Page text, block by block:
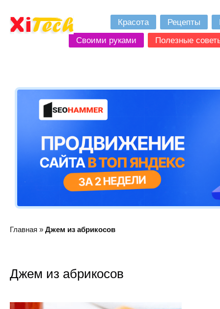
Красота Рецепты
Своими руками
Полезные
Главная » Джем из абрикосов
Джем из абрикосов